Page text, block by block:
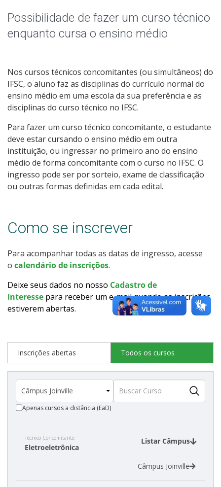
Educação a Distância
Todos os cursos
Processo de Inscrição
Resultados
Como posso estudar no IFSC?
Calendário de inscrições
Processos Seletivos
Cotas
Orientações para Matrícula
Transferências e Retornos
Vagas em Regime Especial
Provas e Gabaritos
Estatísticas dos Processos Seletivos
Possibilidade de fazer um curso técnico
enquanto cursa o ensino médio
Nos cursos técnicos concomitantes (ou simultâneos) do
IFSC, o aluno faz as disciplinas do currículo normal do
ensino médio em uma escola da sua preferência e as
disciplinas do curso técnico no IFSC.
Para fazer um curso técnico concomitante, o estudante
deve estar cursando o ensino médio em outra
instituição, ou ingressar no primeiro ano do ensino
médio de forma concomitante com o curso no IFSC. O
ingresso pode ser por sorteio, exame de classificação
ou outras formas definidas em cada edital.
Como se inscrever
Para acompanhar todas as datas de ingresso, acesse
o calendário de inscrições.
Deixe seus dados no nosso Cadastro de
Interesse para receber um e-mail quando as inscrições
estiverem abertas.
Inscrições abertas Todos os cursos
Apenas cursos a distância (EaD)
Técnico Concomitante
Eletroeletrônica
Listar Câmpus
Câmpus Joinville